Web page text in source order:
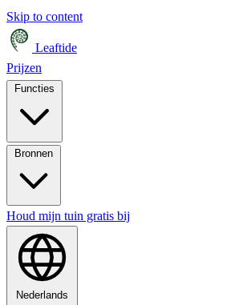
Skip to content
Leaftide
Prijzen
Houd mijn tuin gratis bij
Nederlands